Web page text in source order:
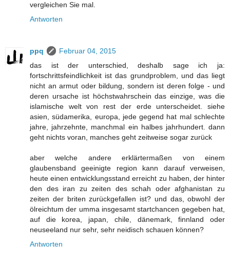
vergleichen Sie mal.
Antworten
ppq
Februar 04, 2015
das ist der unterschied, deshalb sage ich ja:
fortschrittsfeindlichkeit ist das grundproblem, und das liegt
nicht an armut oder bildung, sondern ist deren folge - und
deren ursache ist höchstwahrschein das einzige, was die
islamische welt von rest der erde unterscheidet. siehe
asien, südamerika, europa, jede gegend hat mal schlechte
jahre, jahrzehnte, manchmal ein halbes jahrhundert. dann
geht nichts voran, manches geht zeitweise sogar zurück
aber welche andere erklärtermaßen von einem
glaubensband geeinigte region kann darauf verweisen,
heute einen entwicklungsstand erreicht zu haben, der hinter
den des iran zu zeiten des schah oder afghanistan zu
zeiten der briten zurückgefallen ist? und das, obwohl der
ölreichtum der umma insgesamt startchancen gegeben hat,
auf die korea, japan, chile, dänemark, finnland oder
neuseeland nur sehr, sehr neidisch schauen können?
Antworten